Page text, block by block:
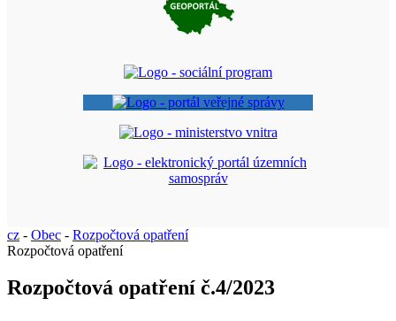
cz - Obec - Rozpočtová opatření
Rozpočtová opatření
Rozpočtová opatření č.4/2023